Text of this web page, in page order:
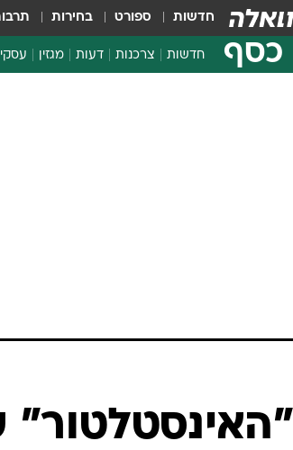
חדשות ספורט בחירות
כסף חדשות צרכנות דעות מגזין